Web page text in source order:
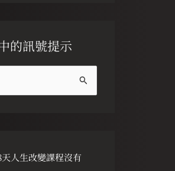
的訊號提示
人生改變課程沒有